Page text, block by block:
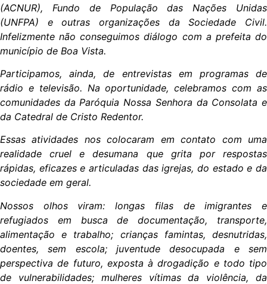
(ACNUR), Fundo de População das Nações Unidas
(UNFPA) e outras organizações da Sociedade Civil.
Infelizmente não conseguimos diálogo com a prefeita do
município de Boa Vista.
Participamos, ainda, de entrevistas em programas de
rádio e televisão. Na oportunidade, celebramos com as
comunidades da Paróquia Nossa Senhora da Consolata e
da Catedral de Cristo Redentor.
Essas atividades nos colocaram em contato com uma
realidade cruel e desumana que grita por respostas
rápidas, eficazes e articuladas das igrejas, do estado e da
sociedade em geral.
Nossos olhos viram: longas filas de imigrantes e
refugiados em busca de documentação, transporte,
alimentação e trabalho; crianças famintas, desnutridas,
doentes, sem escola; juventude desocupada e sem
perspectiva de futuro, exposta à drogadição e todo tipo
de vulnerabilidades; mulheres vítimas da violência, da